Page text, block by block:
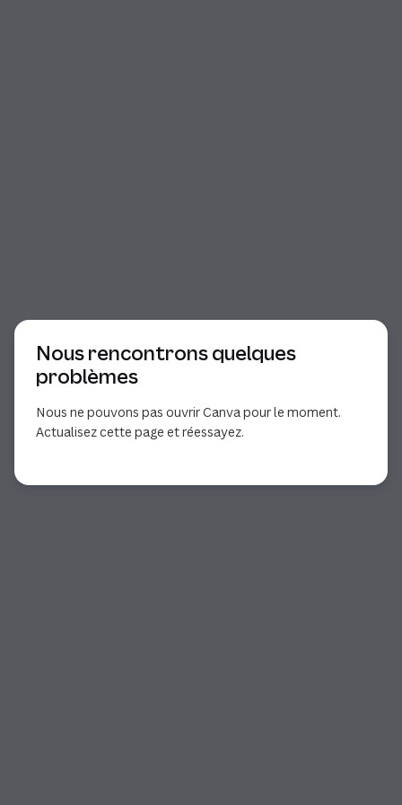
Nous rencontrons quelques
problèmes
Nous ne pouvons pas ouvrir Canva pour le moment.
Actualisez cette page et réessayez.